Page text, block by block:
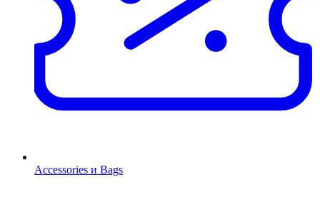
Accessories и Bags